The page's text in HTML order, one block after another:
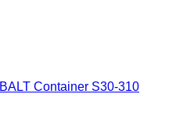
BALT Container S30-310